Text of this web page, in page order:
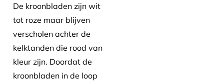
De kroonbladen zijn wit
tot roze maar blijven
verscholen achter de
kelktanden die rood van
kleur zijn. Doordat de
kroonbladen in de loop